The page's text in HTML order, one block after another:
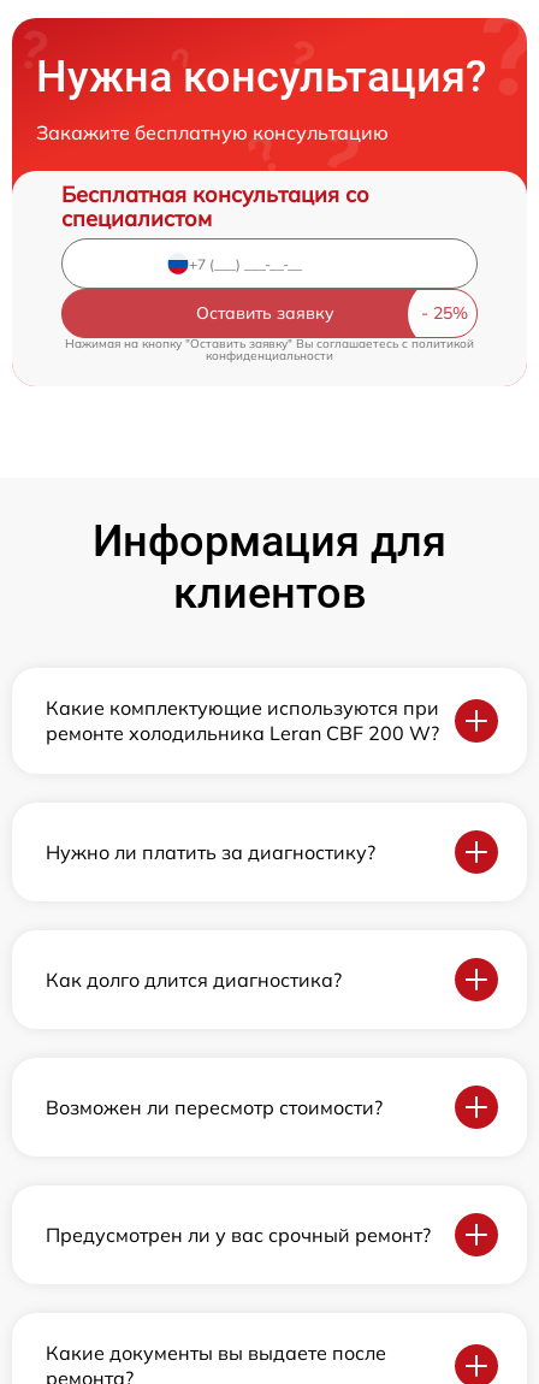
Нужна консультация?
Закажите бесплатную консультацию
Бесплатная консультация со
специалистом
Оставить заявку
Нажимая на кнопку "Оставить заявку" Вы соглашаетесь c политикой
конфиденциальности
Информация для
клиентов
Какие комплектующие используются при
ремонте холодильника Leran CBF 200 W?
Нужно ли платить за диагностику?
Как долго длится диагностика?
Возможен ли пересмотр стоимости?
Предусмотрен ли у вас срочный ремонт?
Какие документы вы выдаете после
ремонта?